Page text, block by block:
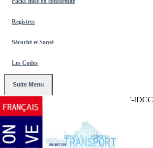
Registres
Sécurité et Santé
Les Codes
Suite Menu
Conventions Collectives 2667-IDCC